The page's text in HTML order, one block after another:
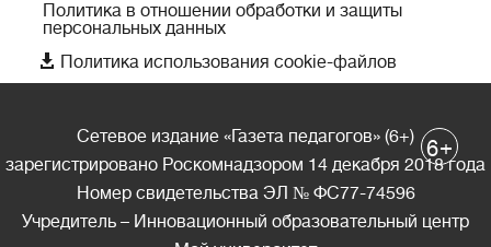
Политика в отношении обработки и защиты
персональных данных
 Политика использования cookie-файлов
Сетевое издание «Газета педагогов» (6+)
зарегистрировано Роскомнадзором 14 декабря 2018 года
Номер свидетельства ЭЛ № ФС77-74596
Учредитель – Инновационный образовательный центр
6+